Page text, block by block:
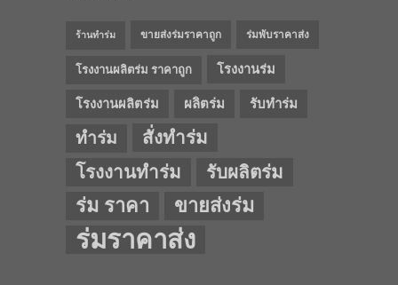
ร้านทำร่ม ขายส่งร่มราคาถูก ร่มพับราคาส่ง
โรงงานผลิตร่ม ราคาถูก โรงงานร่ม
โรงงานผลิตร่ม ผลิตร่ม รับทำร่ม
ทำร่ม
สั่งทำร่ม
โรงงานทำร่ม
รับผลิตร่ม
ร่ม ราคา ขายส่งร่ม
ร่มราคาส่ง